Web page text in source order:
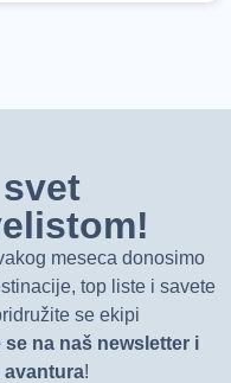
meseca donosimo
top liste i savete
se ekipi
se na naš newsletter i
avantura!